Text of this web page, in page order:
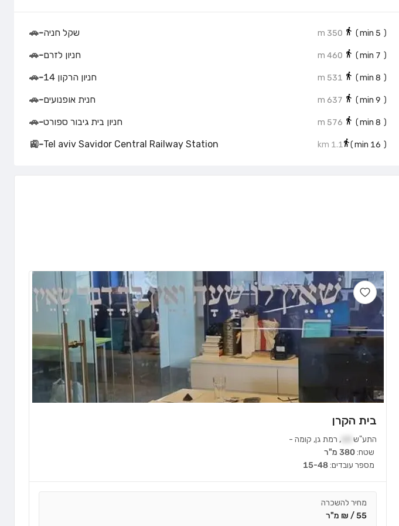
(
5
350 m שקל חניה-
🚗
(
7
460 m חניון לזרם-
🚗
(
8
531 m חניון הרקון 14 -
🚗
(
9
637 m חנית אופנועים-
🚗
(
8
576 m חניון בית גיבור ספורט-
🚗
(
16
1.1 km
Tel aviv Savidor Central Railway Station
-
🚉
בית הקרן
התע"ש , רמת גן, קומה -
שטח:380 מ"ר
מספר עובדים:15-48
מחיר להשכרה
55 / ₪ מ"ר